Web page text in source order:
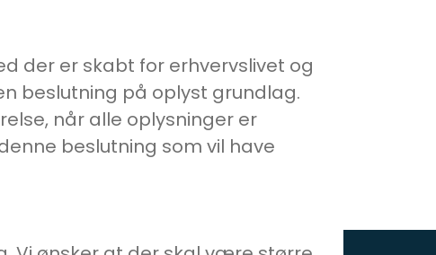
der er skabt for erhvervslivet og
beslutning på oplyst grundlag.
når alle oplysninger er
beslutning som vil have